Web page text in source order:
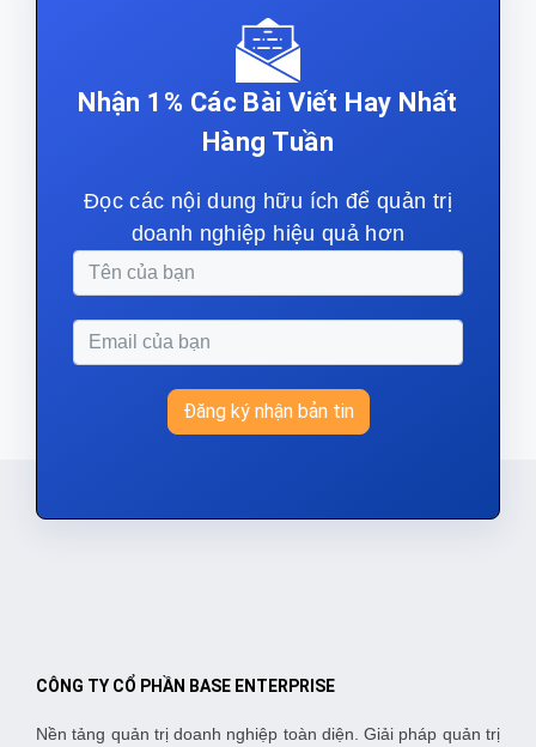
Nhận 1% Các Bài Viết Hay Nhất
Hàng Tuần
Đọc các nội dung hữu ích để quản trị
doanh nghiệp hiệu quả hơn
Đăng ký nhận bản tin
CÔNG TY CỔ PHẦN BASE ENTERPRISE
Nền tảng quản trị doanh nghiệp toàn diện. Giải pháp quản trị